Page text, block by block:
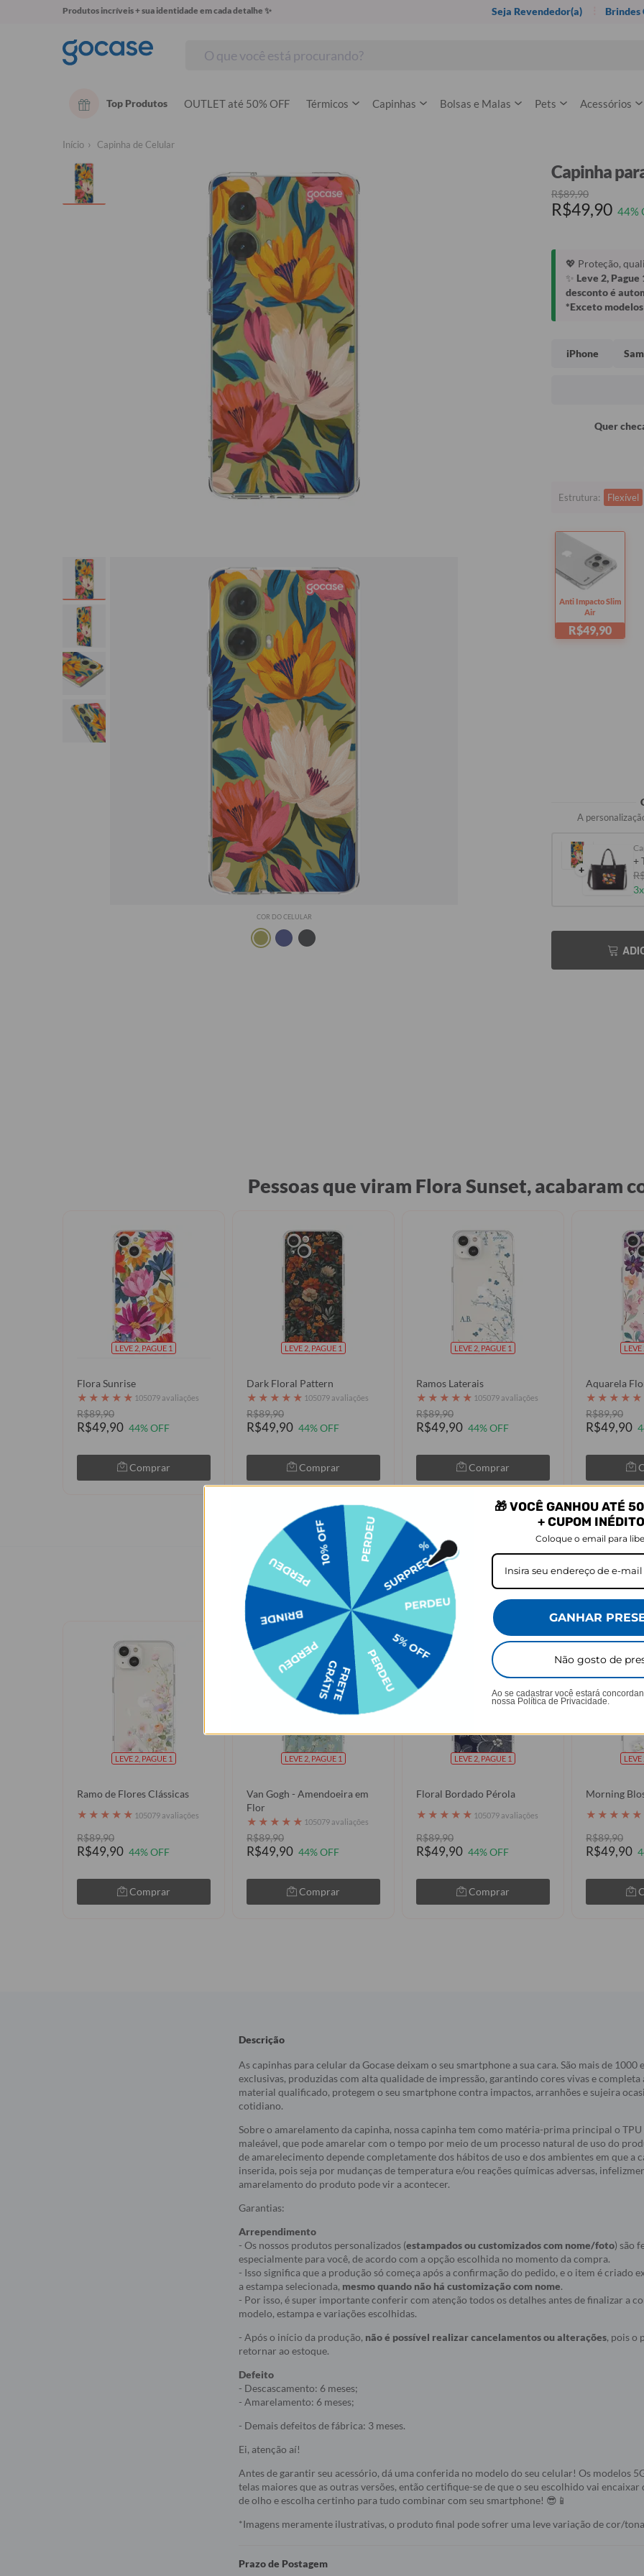
Produtos incríveis + sua identidade em cada detalhe ✨ Seja Revendedor(a)
Top Produtos OUTLET até 50% OFF Térmicos Capinhas Bolsas e Malas Pets Acessórios
Início Capinha de Celular
COR DO CELULAR
Capinha
R$89,90
R$49,90 44%
💖 Proteção,
✨ Leve 2, Pague
desconto é
*Exceto
iPhone
Quer
Estrutura: Flexível
Anti Impacto Slim
Air
R$49,90
A
+
+
Pessoas que viram Flora Sunset, acabaram
LEVE 2, PAGUE 1
Flora Sunrise
★ ★ ★ ★ ★ 105079 avaliações
R$89,90
R$49,90 44% OFF
Comprar
LEVE 2, PAGUE 1
Dark Floral Pattern
★ ★ ★ ★ ★ 105079 avaliações
R$89,90
R$49,90 44% OFF
Comprar
LEVE 2, PAGUE 1
Ramos Laterais
★ ★ ★ ★ ★ 105079 avaliações
R$89,90
R$49,90 44% OFF
Comprar
LEVE
Aquarela
★ ★ ★ ★ ★
R$89,90
R$49,90
Quem viu os produtos que você viu,
LEVE 2, PAGUE 1
Ramo de Flores Clássicas
★ ★ ★ ★ ★ 105079 avaliações
R$89,90
R$49,90 44% OFF
Comprar
LEVE 2, PAGUE 1
Van Gogh - Amendoeira em
Flor
★ ★ ★ ★ ★ 105079 avaliações
R$89,90
R$49,90 44% OFF
Comprar
LEVE 2, PAGUE 1
Floral Bordado Pérola
★ ★ ★ ★ ★ 105079 avaliações
R$89,90
R$49,90 44% OFF
Comprar
LEVE
Morning
★ ★ ★ ★ ★
R$89,90
R$49,90
Descrição
As capinhas para celular da Gocase deixam o seu smartphone a sua cara. São mais de 1000
exclusivas, produzidas com alta qualidade de impressão, garantindo cores vivas e completa
material qualificado, protegem o seu smartphone contra impactos, arranhões e sujeira
cotidiano.
Sobre o amarelamento da capinha, nossa capinha tem como matéria-prima principal o
maleável, que pode amarelar com o tempo por meio de um processo natural de uso do
de amarelecimento depende completamente dos hábitos de uso e dos ambientes em que a
inserida, pois seja por mudanças de temperatura e/ou reações químicas adversas,
amarelamento do produto pode vir a acontecer.
Garantias:
Arrependimento
- Os nossos produtos personalizados (estampados ou customizados com nome/foto) são
especialmente para você, de acordo com a opção escolhida no momento da compra.
- Isso significa que a produção só começa após a confirmação do pedido, e o item é criado
a estampa selecionada, mesmo quando não há customização com nome.
- Por isso, é super importante conferir com atenção todos os detalhes antes de finalizar a
modelo, estampa e variações escolhidas.
- Após o início da produção, não é possível realizar cancelamentos ou alterações, pois o
retornar ao estoque.
Defeito
- Descascamento: 6 meses;
- Amarelamento: 6 meses;
- Demais defeitos de fábrica: 3 meses.
Ei, atenção aí!
Antes de garantir seu acessório, dá uma conferida no modelo do seu celular! Os modelos
telas maiores que as outras versões, então certifique-se de que o seu escolhido vai
de olho e escolha certinho para tudo combinar com seu smartphone! 😎📱
*Imagens meramente ilustrativas, o produto final pode sofrer uma leve variação de cor/
Prazo de Postagem
🎁 VOCÊ GANHOU ATÉ
+ CUPOM
Coloque o email para
GANHAR
Não gosto de
Ao se cadastrar você estará
nossa Política de Privacidade.